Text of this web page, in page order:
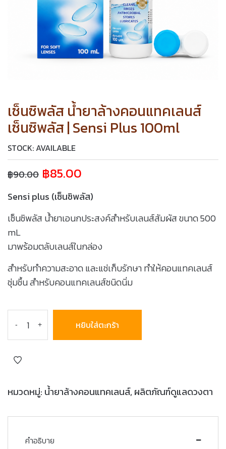
เซ็นซิพลัส น้ำยาล้างคอนแทคเลนส์
เซ็นซิพลัส | Sensi Plus 100ml
STOCK: AVAILABLE
฿90.00 ฿85.00
Sensi plus (เซ็นซิพลัส)
เซ็นซิพลัส น้ำยาเอนกประสงค์สำหรับเลนส์สัมผัส ขนาด 500
mL
มาพร้อมตลับเลนส์ในกล่อง
สำหรับทำความสะอาด และแช่เก็บรักษา ทำให้คอนแทคเลนส์
ชุ่มชื้น สำหรับคอนแทคเลนส์ชนิดนิ่ม
- + หยิบใส่ตะกร้า
หมวดหมู่: น้ำยาล้างคอนแทคเลนส์, ผลิตภัณฑ์ดูแลดวงตา
คำอธิบาย